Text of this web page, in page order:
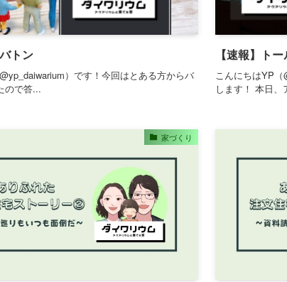
トン
）です！今回はとある方からバ
ので答...
【速報】ト
こんにちはYP
します！ 本日、
家づくり